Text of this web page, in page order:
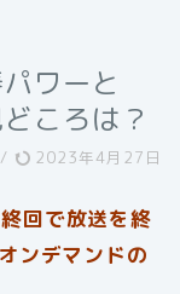
ワーと
ころは？
/ 2023年4月27日
回で放送を終
ンデマンドの